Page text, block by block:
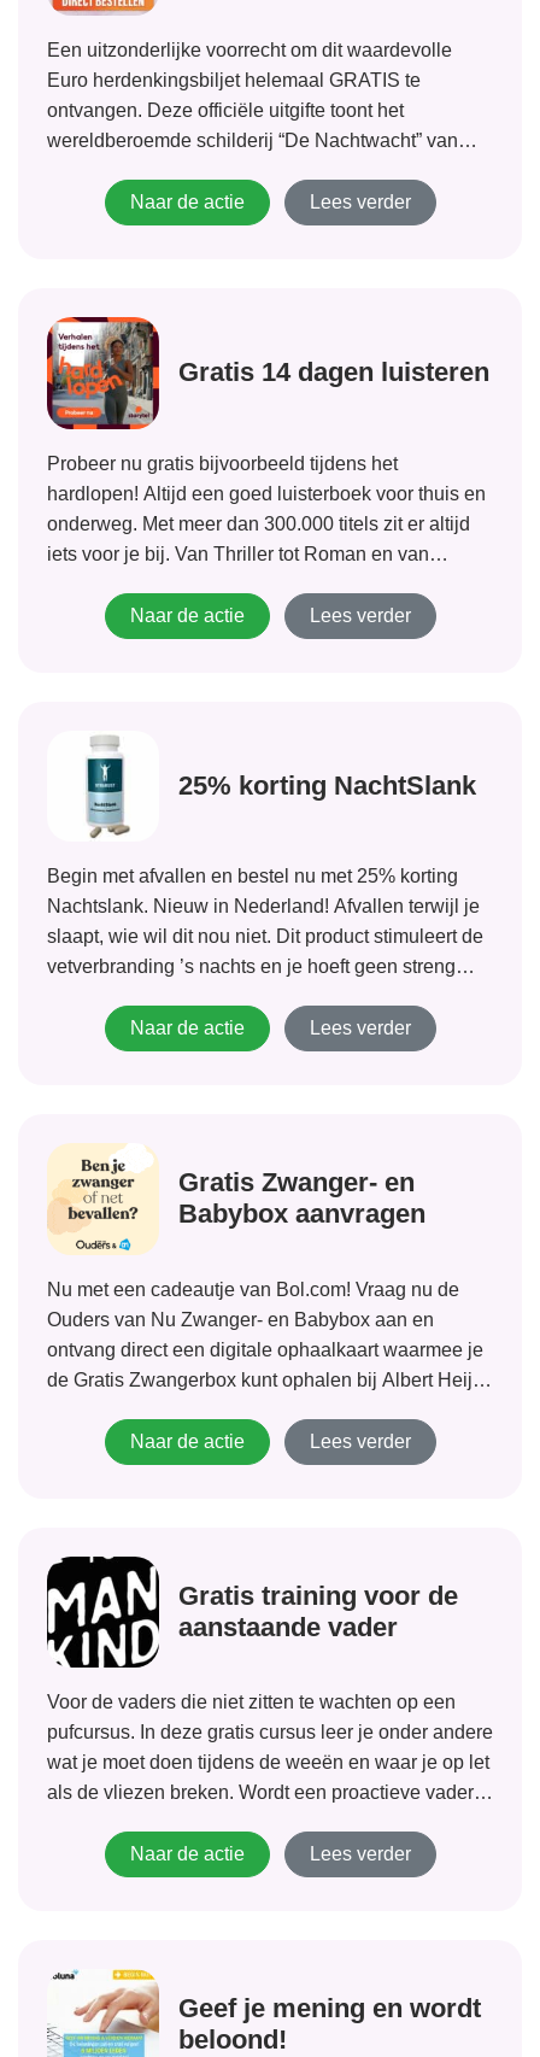
Een uitzonderlijke voorrecht om dit waardevolle
Euro herdenkingsbiljet helemaal GRATIS te
ontvangen. Deze officiële uitgifte toont het
wereldberoemde schilderij “De Nachtwacht” van
naar zal de voorraad snel afnemen. Dus wees er
snel bij! Er wordt uitsluitend gevraagd om een
Naar de actie Lees verder
Gratis 14 dagen luisteren
Probeer nu gratis bijvoorbeeld tijdens het
hardlopen! Altijd een goed luisterboek voor thuis en
onderweg. Met meer dan 300.000 titels zit er altijd
iets voor je bij. Van Thriller tot Roman en van
en erbuiten met Storytel luister...
Naar de actie Lees verder
25% korting NachtSlank
Begin met afvallen en bestel nu met 25% korting
Nachtslank. Nieuw in Nederland! Afvallen terwijl je
slaapt, wie wil dit nou niet. Dit product stimuleert de
vetverbranding ’s nachts en je hoeft geen streng
Naar de actie
Lees verder
Gratis Zwanger- en
Babybox aanvragen
Nu met een cadeautje van Bol.com! Vraag nu de
Ouders van Nu Zwanger- en Babybox aan en
ontvang direct een digitale ophaalkaart waarmee je
de Gratis Zwangerbox kunt ophalen bij Albert Heijn.
opgenomen en ontvang je...
Naar de actie Lees verder
Gratis training voor de
aanstaande vader
Voor de vaders die niet zitten te wachten op een
pufcursus. In deze gratis cursus leer je onder andere
wat je moet doen tijdens de weeën en waar je op let
als de vliezen breken. Wordt een proactieve vader!
Naar de actie
Lees verder
Geef je mening en wordt
beloond!